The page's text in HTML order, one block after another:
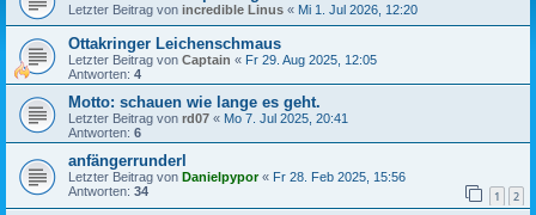
Letzter Beitrag von incredible Linus « Mi 1. Jul 2026, 12:20
Ottakringer Leichenschmaus
Letzter Beitrag von Captain « Fr 29. Aug 2025, 12:05
Antworten: 4
Motto: schauen wie lange es geht.
Letzter Beitrag von rd07 « Mo 7. Jul 2025, 20:41
Antworten: 6
anfängerrunderl
Letzter Beitrag von Danielpypor« Fr 28. Feb 2025, 15:56
Antworten: 34 1 2